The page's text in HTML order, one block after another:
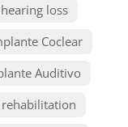
loss
Coclear
Auditivo